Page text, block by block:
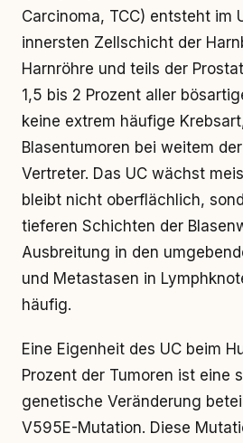
Carcinoma, TCC) entsteht im
innersten Zellschicht der
Harnröhre und teils der
1,5 bis 2 Prozent aller
keine extrem häufige
Blasentumoren bei weitem
Vertreter. Das UC wächst
bleibt nicht oberflächlich,
tieferen Schichten der
Ausbreitung in den
und Metastasen in
häufig.
Eine Eigenheit des UC beim
Prozent der Tumoren ist eine
genetische Veränderung
V595E-Mutation. Diese